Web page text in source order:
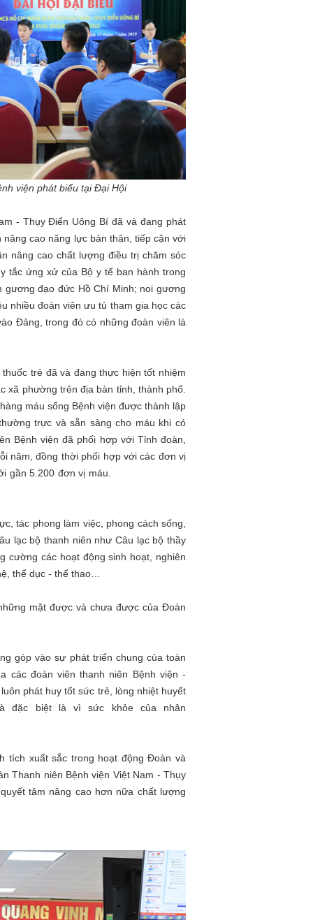
viện phát biểu tại Đại Hội
- Thụy Điển Uông Bí đã và đang phát
cao năng lực bản thân, tiếp cận với
nâng cao chất lượng điều trị chăm sóc
tắc ứng xử của Bộ y tế ban hành trong
gương đạo đức Hồ Chí Minh; noi gương
nhiều đoàn viên ưu tú tham gia học các
Đảng, trong đó có những đoàn viên là
trẻ đã và đang thực hiện tốt nhiệm
xã phường trên địa bàn tỉnh, thành phố.
máu sống Bệnh viện được thành lập
trực và sẵn sàng cho máu khi có
Bệnh viện đã phối hợp với Tỉnh đoàn,
năm, đồng thời phối hợp với các đơn vị
đồng với gần 5.200 đơn vị máu.
tác phong làm việc, phong cách sống,
lạc bộ thanh niên như Câu lạc bộ thầy
cường các hoạt động sinh hoạt, nghiên
- văn nghệ, thể dục - thể thao…
mặt được và chưa được của Đoàn
góp vào sự phát triển chung của toàn
các đoàn viên thanh niên Bệnh viện -
phát huy tốt sức trẻ, lòng nhiệt huyết
đặc biệt là vì sức khỏe của nhân
xuất sắc trong hoạt động Đoàn và
Thanh niên Bệnh viện Việt Nam - Thụy
tâm nâng cao hơn nữa chất lượng